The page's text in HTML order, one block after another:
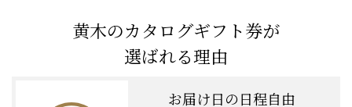
黄木のカタログギフト券が
選ばれる理由
お届け日の日程自由